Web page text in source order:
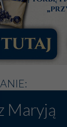
Maryją